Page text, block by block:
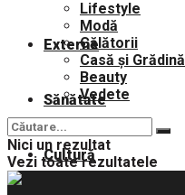
Externe
Sănătate
Cultură
Lifestyle
Modă
Călătorii
Casă și Grădină
Beauty
Vedete
Nici un rezultat
Vezi toate rezultatele